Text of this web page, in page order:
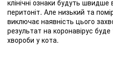
клінічні ознаки будуть швидше
перитоніт. Але низький та
виключає наявність цього
результат на коронавірус буде
хвороби у кота.